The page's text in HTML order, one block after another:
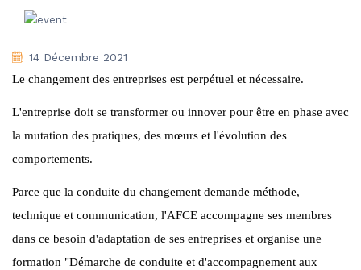
14 Décembre 2021
Le changement des entreprises est perpétuel et nécessaire.
L'entreprise doit se transformer ou innover pour être en phase avec
la mutation des pratiques, des mœurs et l'évolution des
comportements.
Parce que la conduite du changement demande méthode,
technique et communication, l'AFCE accompagne ses membres
dans ce besoin d'adaptation de ses entreprises et organise une
formation "Démarche de conduite et d'accompagnement aux